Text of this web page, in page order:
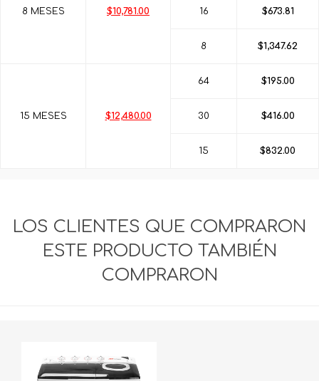
8 MESES $10,781.00 16 $673.81
8 $1,347.62
15 MESES $12,480.00
64 $195.00
30 $416.00
15 $832.00
LOS CLIENTES QUE COMPRARON
ESTE PRODUCTO TAMBIÉN
COMPRARON